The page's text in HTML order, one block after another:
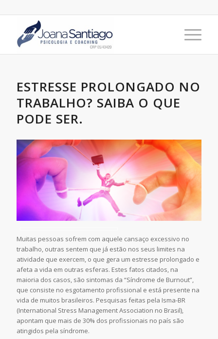
ESTRESSE PROLONGADO NO
TRABALHO? SAIBA O QUE
PODE SER.
Muitas pessoas sofrem com aquele cansaço excessivo no
trabalho, outras sentem que já estão nos seus limites na
atividade que exercem, o que gera um estresse prolongado e
afeta a vida em outras esferas. Estes fatos citados, na
maioria dos casos, são sintomas da “Síndrome de Burnout”,
que consiste no esgotamento profissional e está presente na
vida de muitos brasileiros. Pesquisas feitas pela Isma-BR
(International Stress Management Association no Brasil),
apontam que mais de 30% dos profissionais no país são
atingidos pela síndrome.